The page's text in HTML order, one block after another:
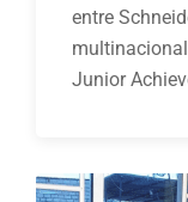
entre
Junior